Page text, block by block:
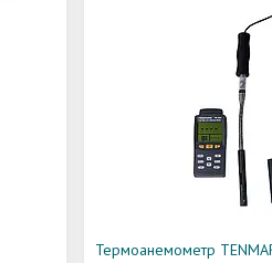
Термоанемометр